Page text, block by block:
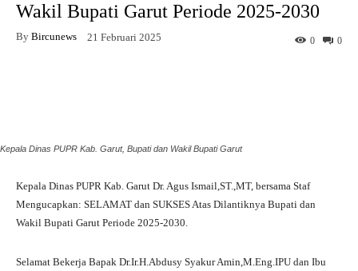
Wakil Bupati Garut Periode 2025-2030
By Bircunews 21 Februari 2025 0
0
Kepala Dinas PUPR Kab. Garut, Bupati dan Wakil Bupati Garut
Kepala Dinas PUPR Kab. Garut Dr. Agus Ismail,ST.,MT, bersama Staf
Mengucapkan: SELAMAT dan SUKSES Atas Dilantiknya Bupati dan
Wakil Bupati Garut Periode 2025-2030.
Selamat Bekerja Bapak Dr.Ir.H.Abdusy Syakur Amin,M.Eng.IPU dan Ibu